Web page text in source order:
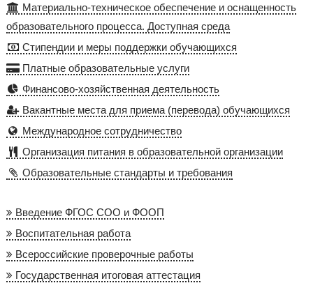
Материально-техническое обеспечение и оснащенность
образовательного процесса. Доступная среда
Стипендии и меры поддержки обучающихся
Платные образовательные услуги
Финансово-хозяйственная деятельность
Вакантные места для приема (перевода) обучающихся
Международное сотрудничество
Организация питания в образовательной организации
Образовательные стандарты и требования
Введение ФГОС СОО и ФООП
Воспитательная работа
Всероссийские проверочные работы
Государственная итоговая аттестация